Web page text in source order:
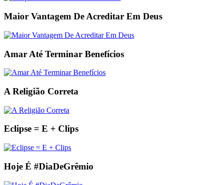
Maior Vantagem De Acreditar Em Deus
Amar Até Terminar Benefícios
A Religião Correta
Eclipse = E + Clips
Hoje É #DiaDeGrêmio